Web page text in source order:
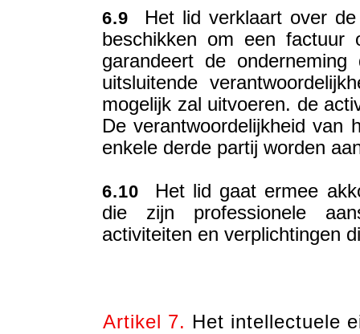
6.9 Het lid verklaart over
beschikken om een
garandeert de
uitsluitende
mogelijk zal uitvoeren. de
De verantwoordelijkheid van
enkele derde partij worden
6.10 Het lid gaat ermee
die zijn professionele
activiteiten en verplichtingen
Artikel 7. Het intellectuele